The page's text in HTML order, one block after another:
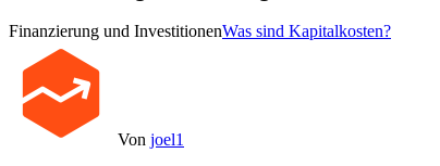
Finanzierung und InvestitionenWas sind Kapitalkosten?
Von joel1